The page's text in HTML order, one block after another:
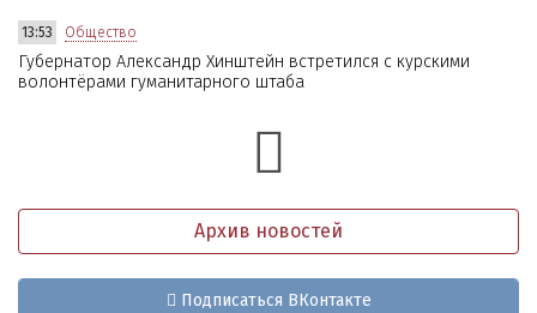
13:53 Общество
Губернатор Александр Хинштейн встретился с курскими
волонтёрами гуманитарного штаба
Архив новостей
Подписаться ВКонтакте